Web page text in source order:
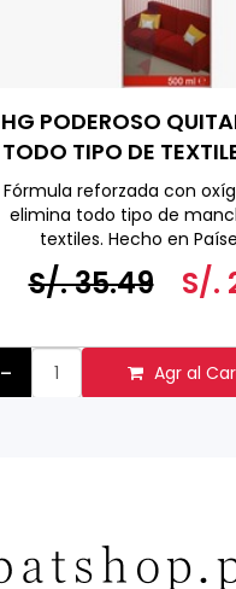
HG PODEROSO
TODO TIPO DE
Fórmula reforzada con
elimina todo tipo de
textiles. Hecho en
S/. 35.49 S/.
- Agr al